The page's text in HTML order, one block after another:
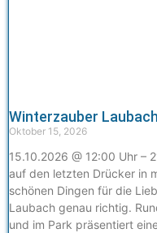
Winterzauber Laubach
Oktober 15, 2026
15.10.2026 @ 12:00 Uhr –
auf den letzten Drücker in
schönen Dingen für die
Laubach genau richtig.
und im Park präsentiert